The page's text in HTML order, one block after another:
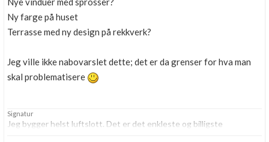
Ny farge på huset
Terrasse med ny design på rekkverk?
Jeg ville ikke nabovarslet dette; det er da grenser for hva man
skal problematisere
Signatur
Jeg bygger helst luftslott. Det er det enkleste og billigste